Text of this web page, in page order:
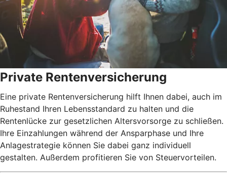
Private Rentenversicherung
Eine private Rentenversicherung hilft Ihnen dabei, auch im
Ruhestand Ihren Lebensstandard zu halten und die
Rentenlücke zur gesetzlichen Altersvorsorge zu schließen.
Ihre Einzahlungen während der Ansparphase und Ihre
Anlagestrategie können Sie dabei ganz individuell
gestalten. Außerdem profitieren Sie von Steuervorteilen.